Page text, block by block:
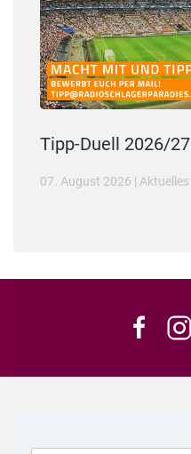
Tipp-Duell 2026/27
07. August 2026 | Aktuelles